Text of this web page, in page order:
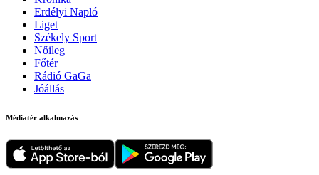
Erdélyi Napló
Liget
Székely Sport
Nőileg
Főtér
Rádió GaGa
Jóállás
Médiatér alkalmazás